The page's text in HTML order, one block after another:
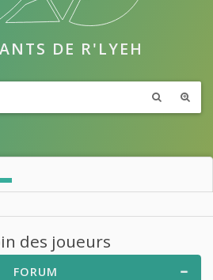
DE R'LYEH
des joueurs
FORUM